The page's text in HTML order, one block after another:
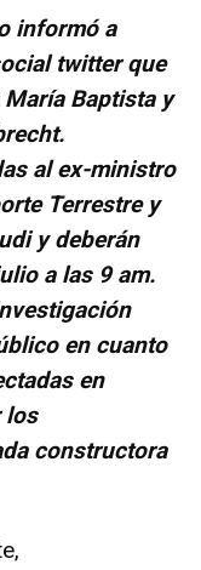
informó a
twitter que
Baptista y
al ex-ministro
Terrestre y
y deberán
a las 9 am.
en cuanto
en
los
constructora